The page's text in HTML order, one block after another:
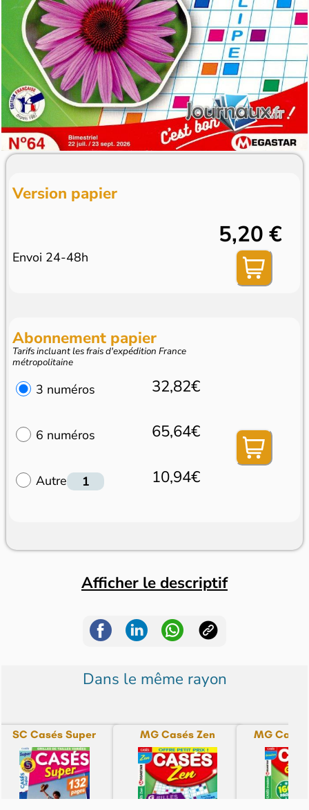
Version papier
Envoi 24-48h
5,20 €
Abonnement papier
Tarifs incluant les frais d'expédition France
métropolitaine
3 numéros 32,82€
6 numéros 65,64€
Autre 10,94€
Afficher le descriptif
Dans le même rayon
SC Casés Super MG Casés Zen MG